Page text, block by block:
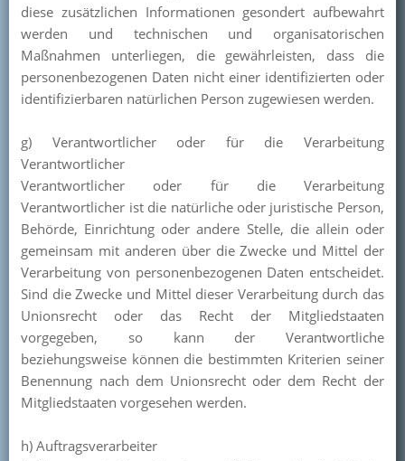
diese zusätzlichen Informationen gesondert aufbewahrt
werden und technischen und organisatorischen
Maßnahmen unterliegen, die gewährleisten, dass die
personenbezogenen Daten nicht einer identifizierten oder
identifizierbaren natürlichen Person zugewiesen werden.
g) Verantwortlicher oder für die Verarbeitung
Verantwortlicher
Verantwortlicher oder für die Verarbeitung
Verantwortlicher ist die natürliche oder juristische Person,
Behörde, Einrichtung oder andere Stelle, die allein oder
gemeinsam mit anderen über die Zwecke und Mittel der
Verarbeitung von personenbezogenen Daten entscheidet.
Sind die Zwecke und Mittel dieser Verarbeitung durch das
Unionsrecht oder das Recht der Mitgliedstaaten
vorgegeben, so kann der Verantwortliche
beziehungsweise können die bestimmten Kriterien seiner
Benennung nach dem Unionsrecht oder dem Recht der
Mitgliedstaaten vorgesehen werden.
h) Auftragsverarbeiter